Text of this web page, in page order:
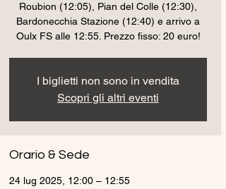
Roubion (12:05), Pian del Colle (12:30),
Bardonecchia Stazione (12:40) e arrivo a
Oulx FS alle 12:55. Prezzo fisso: 20 euro!
I biglietti non sono in vendita
Scopri gli altri eventi
Orario & Sede
24 lug 2025, 12:00 – 12:55